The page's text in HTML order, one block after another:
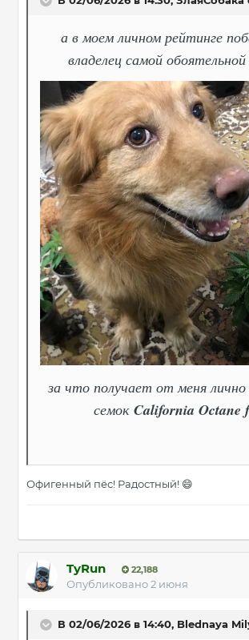
а в моем личном рейтинге
владелец самой
за что получает от меня лично
семок California Octane
Офигенный пёс! Радостный! 😄
TyRun 22,188
Опубликовано2 июня
В 02/06/2026 в 14:40, Blednaya